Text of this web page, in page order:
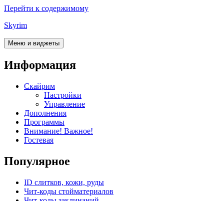
Перейти к содержимому
Skyrim
Меню и виджеты
Информация
Скайрим
Настройки
Управление
Дополнения
Программы
Внимание! Важное!
Гостевая
Популярное
ID слитков, кожи, руды
Чит-коды стойматериалов